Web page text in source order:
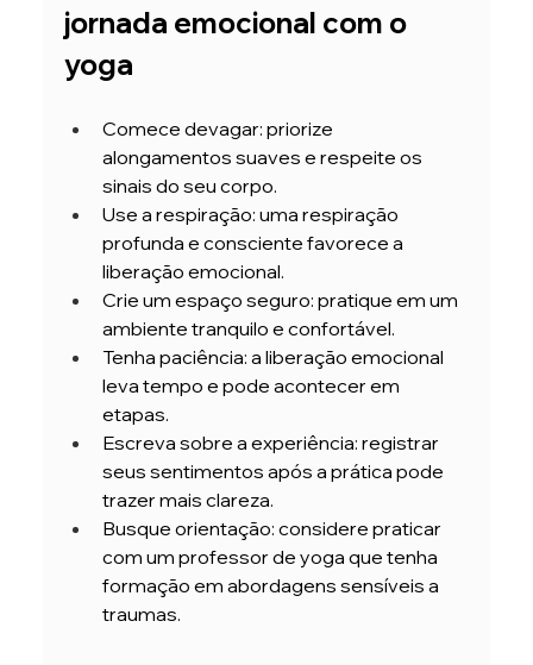
jornada emocional com o
yoga
Comece devagar: priorize
alongamentos suaves e respeite os
sinais do seu corpo.
Use a respiração: uma respiração
profunda e consciente favorece a
liberação emocional.
Crie um espaço seguro: pratique em um
ambiente tranquilo e confortável.
Tenha paciência: a liberação emocional
leva tempo e pode acontecer em
etapas.
Escreva sobre a experiência: registrar
seus sentimentos após a prática pode
trazer mais clareza.
Busque orientação: considere praticar
com um professor de yoga que tenha
formação em abordagens sensíveis a
traumas.